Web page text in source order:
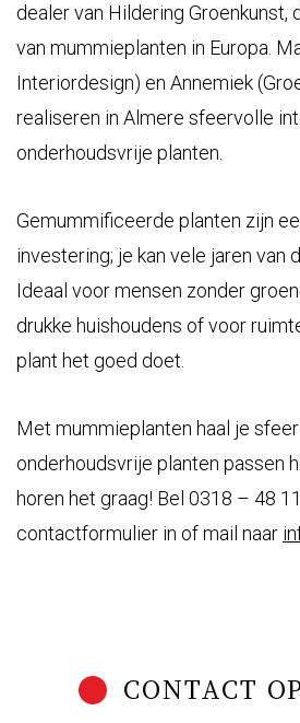
dealer van Hildering Groenkunst,
van mummieplanten in Europa.
Interiordesign) en Annemiek
realiseren in Almere sfeervolle
onderhoudsvrije planten.
Gemummificeerde planten zijn
investering; je kan vele jaren van
Ideaal voor mensen zonder
drukke huishoudens of voor
plant het goed doet.
Met mummieplanten haal je sfeer
onderhoudsvrije planten passen
horen het graag! Bel 0318 – 48
contactformulier in of mail naar
CONTACT